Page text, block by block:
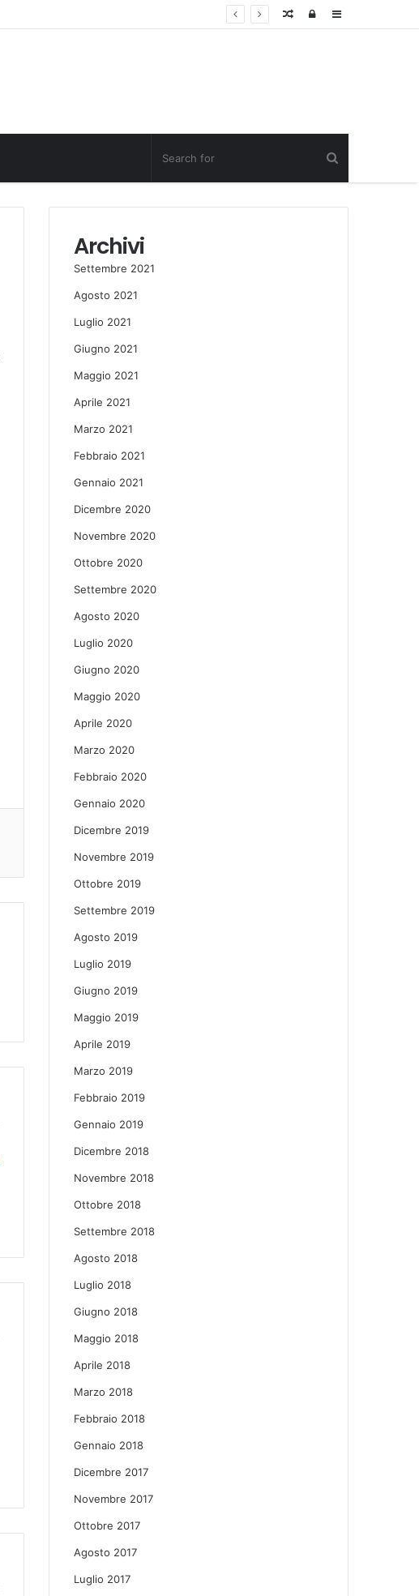
Sidebar
Log
Random
Archivi
Settembre 2021
Agosto 2021
Luglio 2021
Giugno 2021
Maggio 2021
Aprile 2021
Marzo 2021
Febbraio 2021
Gennaio 2021
Dicembre 2020
Novembre 2020
Ottobre 2020
Settembre 2020
Agosto 2020
Luglio 2020
Giugno 2020
Maggio 2020
Aprile 2020
Marzo 2020
Febbraio 2020
Gennaio 2020
Dicembre 2019
Novembre 2019
Ottobre 2019
Settembre 2019
Agosto 2019
Luglio 2019
Giugno 2019
Maggio 2019
Aprile 2019
Marzo 2019
Febbraio 2019
Gennaio 2019
Dicembre 2018
Novembre 2018
Ottobre 2018
Settembre 2018
Agosto 2018
Luglio 2018
Giugno 2018
Maggio 2018
Aprile 2018
Marzo 2018
Febbraio 2018
Gennaio 2018
Dicembre 2017
Novembre 2017
Ottobre 2017
Agosto 2017
Luglio 2017